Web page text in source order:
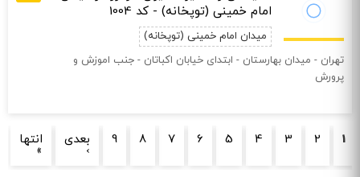
امام خمینی (توپخانه) - کد 1004
میدان امام خمینی (توپخانه)
تهران - ميدان بهارستان - ابتدای خیابان اكباتان - جنب اموزش و
پرورش
صفحه‌ها1
2
3
4
5
6
7
8
9 بعدی
›
انتها
»